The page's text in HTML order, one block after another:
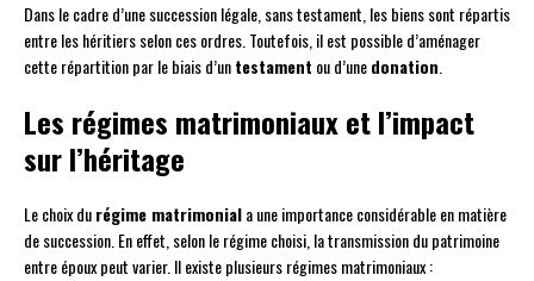
Dans le cadre d’une succession légale, sans testament, les biens sont répartis
entre les héritiers selon ces ordres. Toutefois, il est possible d’aménager
cette répartition par le biais d’untestament ou d’unedonation
Les régimes matrimoniaux et l’impact
sur l’héritage
Le choix durégime matrimoniala une importance considérable en matière
de succession. En effet, selon le régime choisi, la transmission du patrimoine
entre époux peut varier. Il existe plusieurs régimes matrimoniaux :